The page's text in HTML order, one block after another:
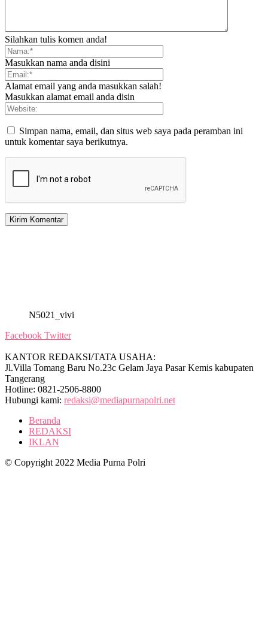
Silahkan tulis komen anda!
Masukkan nama anda disini
Alamat email yang anda masukkan salah!
Masukkan alamat email anda disin
Simpan nama, email, dan situs web saya pada peramban ini
untuk komentar saya berikutnya.
N5021_vivi
Facebook Twitter
KANTOR REDAKSI/TATA USAHA:
Jl.Villa Tomang Baru No.23c Gelam Jaya Pasar Kemis kabupaten
Tangerang
Hotline: 0821-2506-8800
Hubungi kami: redaksi@mediapurnapolri.net
Beranda
REDAKSI
IKLAN
© Copyright 2022 Media Purna Polri